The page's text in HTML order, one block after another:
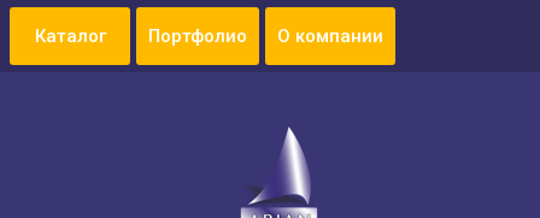
Портфолио О компании